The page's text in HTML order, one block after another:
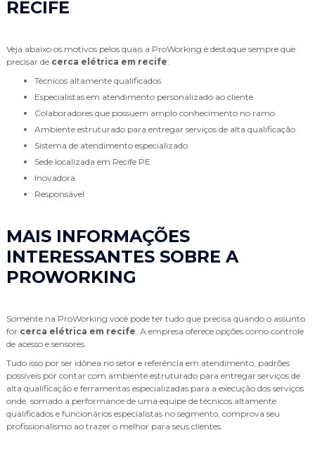
RECIFE
Veja abaixo os motivos pelos quais a ProWorking é destaque sempre que
precisar de cerca elétrica em recife:
técnicos altamente qualificados
especialistas em atendimento personalizado ao cliente
colaboradores que possuem amplo conhecimento no ramo
ambiente estruturado para entregar serviços de alta qualificação
sistema de atendimento especializado
sede localizada em Recife PE
inovadora
responsável
MAIS INFORMAÇÕES
INTERESSANTES SOBRE A
PROWORKING
Somente na ProWorking você pode ter tudo que precisa quando o assunto
for cerca elétrica em recife . A empresa oferece opções como controle
de acesso e sensores.
Tudo isso por ser idônea no setor e referência em atendimento, padrões
possíveis por contar com ambiente estruturado para entregar serviços de
alta qualificação e ferramentas especializadas para a execução dos serviços
onde, somado a performance de uma equipe de técnicos altamente
qualificados e funcionários especialistas no segmento, comprova seu
profissionalismo ao trazer o melhor para seus clientes.